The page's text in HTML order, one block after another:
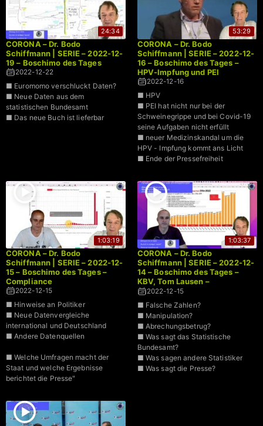
24:34
CORONA – Dr. Bodo
Schiffmann | SERIE – 2022-12-
19 – Boschimo des Tages
2022-12-22
■ Euromomo verschluckt Daten?
■ Neue Daten aus dem
statistischen Bundesamt
■ Das neue Buch ist lieferbar
53:29
CORONA – Dr. Bodo
Schiffmann | SERIE – 2022-12-
16 – Boschimo des Tages –
HPV-Impfung und PEI
2022-12-16
■ HPV
■ PEI hat nicht nur bei der
Schweinegrippe und bei Covid-19
seine Aufgaben nicht erfüllt
■ neuer Medizinskandal um die
HPV - Impfung kommt ans Licht
■ Ende der Pressefreiheit
1:03:19
CORONA – Dr. Bodo
Schiffmann | SERIE – 2022-12-
15 – Boschimo des Tages –
Compliance
2022-12-15
■ Hinweise an Politiker
■ Neue Datenvergleiche
international und Deutschland
■ Andere Datenquellen
■ Welche Umfragen macht der
Staat und welche Ergebnisse
berichtet die Presse"
1:03:37
CORONA – Dr. Bodo
Schiffmann | SERIE – 2022-12-
14 – Boschimo des Tages –
KBV, Tom Lausen –
Datenmanipulation ?
Abrechungsbetrug?
2022-12-15
■ Falsche Zahlen?
■ Manipulation?
■ Abrechungsbetrug?
■ Was sagt das Statistische
Bundesamt?
■ Was sagen andere Statistiker
■ Was sagt die Presse?